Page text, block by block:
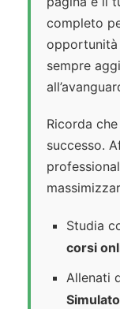
completo
sempre
Ricorda
successo.
Studia
corsi
Allenati